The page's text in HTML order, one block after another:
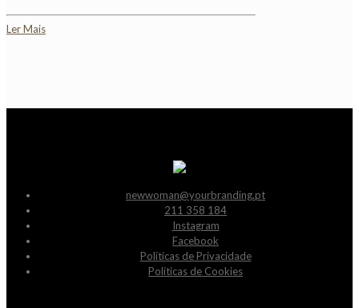
Ler Mais
newwoman@yourbranding.pt
211 358 184
Instagram
Facebook
Políticas de Privacidade
Políticas de Cookies